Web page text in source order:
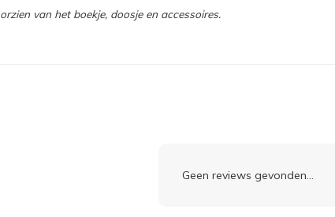
van het boekje, doosje en accessoires.
Geen reviews gevonden...